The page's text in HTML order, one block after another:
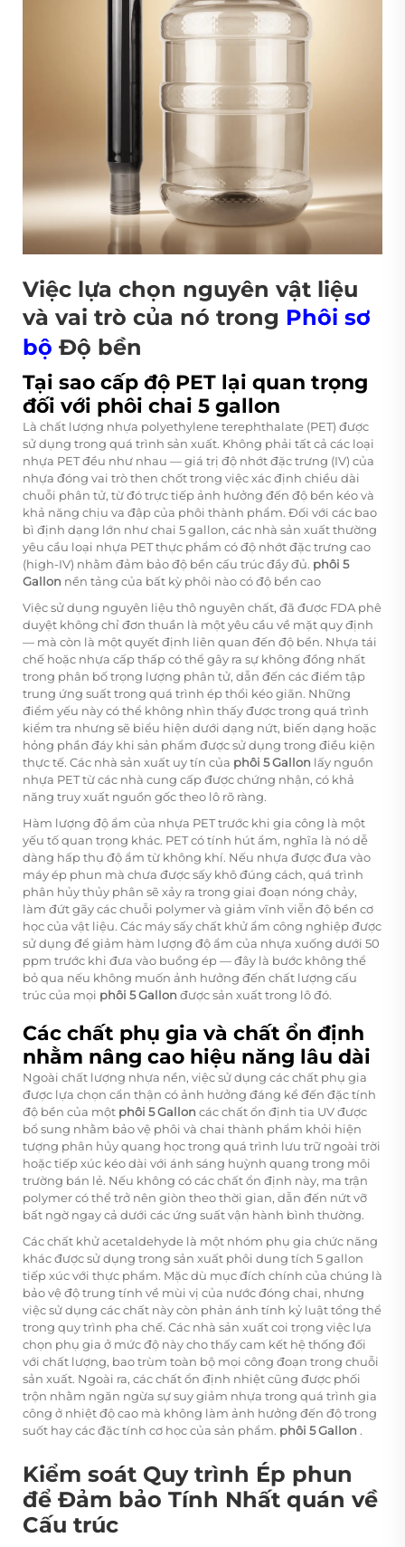
Việc lựa chọn nguyên vật liệu
và vai trò của nó trong Phôi sơ
bộ Độ bền
Tại sao cấp độ PET lại quan trọng
đối với phôi chai 5 gallon
Là chất lượng nhựa polyethylene terephthalate (PET) được
sử dụng trong quá trình sản xuất. Không phải tất cả các loại
nhựa PET đều như nhau — giá trị độ nhớt đặc trưng (IV) của
nhựa đóng vai trò then chốt trong việc xác định chiều dài
chuỗi phân tử, từ đó trực tiếp ảnh hưởng đến độ bền kéo và
khả năng chịu va đập của phôi thành phẩm. Đối với các bao
bì định dạng lớn như chai 5 gallon, các nhà sản xuất thường
yêu cầu loại nhựa PET thực phẩm có độ nhớt đặc trưng cao
(high-IV) nhằm đảm bảo độ bền cấu trúc đầy đủ. phôi 5
Gallon nền tảng của bất kỳ phôi nào có độ bền cao
Việc sử dụng nguyên liệu thô nguyên chất, đã được FDA phê
duyệt không chỉ đơn thuần là một yêu cầu về mặt quy định
— mà còn là một quyết định liên quan đến độ bền. Nhựa tái
chế hoặc nhựa cấp thấp có thể gây ra sự không đồng nhất
trong phân bố trọng lượng phân tử, dẫn đến các điểm tập
trung ứng suất trong quá trình ép thổi kéo giãn. Những
điểm yếu này có thể không nhìn thấy được trong quá trình
kiểm tra nhưng sẽ biểu hiện dưới dạng nứt, biến dạng hoặc
hỏng phần đáy khi sản phẩm được sử dụng trong điều kiện
thực tế. Các nhà sản xuất uy tín của phôi 5 Gallon lấy nguồn
nhựa PET từ các nhà cung cấp được chứng nhận, có khả
năng truy xuất nguồn gốc theo lô rõ ràng.
Hàm lượng độ ẩm của nhựa PET trước khi gia công là một
yếu tố quan trọng khác. PET có tính hút ẩm, nghĩa là nó dễ
dàng hấp thụ độ ẩm từ không khí. Nếu nhựa được đưa vào
máy ép phun mà chưa được sấy khô đúng cách, quá trình
phân hủy thủy phân sẽ xảy ra trong giai đoạn nóng chảy,
làm đứt gãy các chuỗi polymer và giảm vĩnh viễn độ bền cơ
học của vật liệu. Các máy sấy chất khử ẩm công nghiệp được
sử dụng để giảm hàm lượng độ ẩm của nhựa xuống dưới 50
ppm trước khi đưa vào buồng ép — đây là bước không thể
bỏ qua nếu không muốn ảnh hưởng đến chất lượng cấu
trúc của mọi phôi 5 Gallon được sản xuất trong lô đó.
Các chất phụ gia và chất ổn định
nhằm nâng cao hiệu năng lâu dài
Ngoài chất lượng nhựa nền, việc sử dụng các chất phụ gia
được lựa chọn cẩn thận có ảnh hưởng đáng kể đến đặc tính
độ bền của một phôi 5 Gallon các chất ổn định tia UV được
bổ sung nhằm bảo vệ phôi và chai thành phẩm khỏi hiện
tượng phân hủy quang học trong quá trình lưu trữ ngoài trời
hoặc tiếp xúc kéo dài với ánh sáng huỳnh quang trong môi
trường bán lẻ. Nếu không có các chất ổn định này, ma trận
polymer có thể trở nên giòn theo thời gian, dẫn đến nứt vỡ
bất ngờ ngay cả dưới các ứng suất vận hành bình thường.
Các chất khử acetaldehyde là một nhóm phụ gia chức năng
khác được sử dụng trong sản xuất phôi dung tích 5 gallon
tiếp xúc với thực phẩm. Mặc dù mục đích chính của chúng là
bảo vệ độ trung tính về mùi vị của nước đóng chai, nhưng
việc sử dụng các chất này còn phản ánh tính kỷ luật tổng thể
trong quy trình pha chế. Các nhà sản xuất coi trọng việc lựa
chọn phụ gia ở mức độ này cho thấy cam kết hệ thống đối
với chất lượng, bao trùm toàn bộ mọi công đoạn trong chuỗi
sản xuất. Ngoài ra, các chất ổn định nhiệt cũng được phối
trộn nhằm ngăn ngừa sự suy giảm nhựa trong quá trình gia
công ở nhiệt độ cao mà không làm ảnh hưởng đến độ trong
suốt hay các đặc tính cơ học của sản phẩm. phôi 5 Gallon .
Kiểm soát Quy trình Ép phun
để Đảm bảo Tính Nhất quán về
Cấu trúc